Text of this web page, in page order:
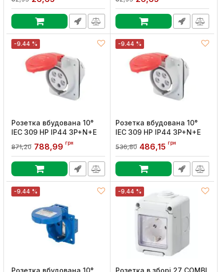
Артикул: s9100045 Артикул: s9100001
-9.44 %
Розетка вбудована 10°
IEC 309 HP IP44 3P+N+E
32A 400V 6H GEWISS
Артикул: GW62221H
871,20 788,99 грн
-9.44 %
Розетка вбудована 10°
IEC 309 HP IP44 3P+N+E
16A 400V 6H GEWISS
Артикул: GW62210H
536,80 486,15 грн
-9.44 %
Розетка вбудована 10°
-9.44 %
Розетка в зборі 27 COMBI